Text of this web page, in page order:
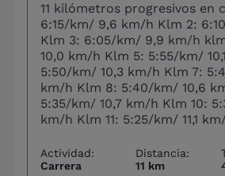
11 kilómetros progresivos en
6:15/km/ 9,6 km/h Klm 2:
Klm 3: 6:05/km/ 9,9 km/h
10,0 km/h Klm 5: 5:55/km/
5:50/km/ 10,3 km/h Klm 7:
km/h Klm 8: 5:40/km/ 10,6
5:35/km/ 10,7 km/h Klm 10:
km/h Klm 11: 5:25/km/ 11,1
Actividad:
Carrera
Distancia:
11 km